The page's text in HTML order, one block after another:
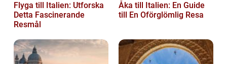
Flyga till Italien: Utforska
Detta Fascinerande
Resmål
Åka till Italien: En Guide
till En Oförglömlig Resa